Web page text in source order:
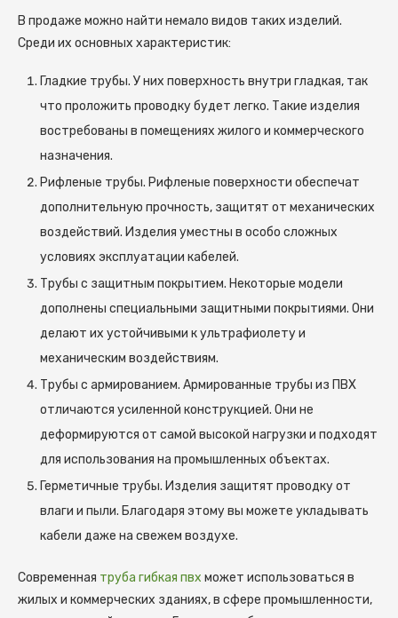
В продаже можно найти немало видов таких изделий.
Среди их основных характеристик:
Гладкие трубы. У них поверхность внутри гладкая, так
что проложить проводку будет легко. Такие изделия
востребованы в помещениях жилого и коммерческого
назначения.
Рифленые трубы. Рифленые поверхности обеспечат
дополнительную прочность, защитят от механических
воздействий. Изделия уместны в особо сложных
условиях эксплуатации кабелей.
Трубы с защитным покрытием. Некоторые модели
дополнены специальными защитными покрытиями. Они
делают их устойчивыми к ультрафиолету и
механическим воздействиям.
Трубы с армированием. Армированные трубы из ПВХ
отличаются усиленной конструкцией. Они не
деформируются от самой высокой нагрузки и подходят
для использования на промышленных объектах.
Герметичные трубы. Изделия защитят проводку от
влаги и пыли. Благодаря этому вы можете укладывать
кабели даже на свежем воздухе.
Современная труба гибкая пвх может использоваться в
жилых и коммерческих зданиях, в сфере промышленности,